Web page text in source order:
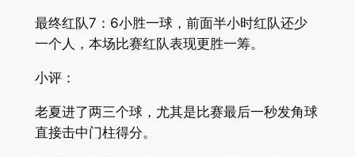
最终红队7：6小胜一球，前面半小时红队还少
一个人，本场比赛红队表现更胜一筹。
小评：
老夏进了两三个球，尤其是比赛最后一秒发角球
直接击中门柱得分。